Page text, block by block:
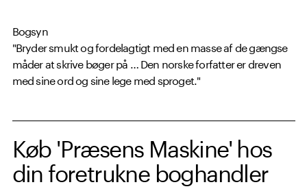
Bogsyn
"Bryder smukt og fordelagtigt med en masse af de gængse
måder at skrive bøger på … Den norske forfatter er dreven
med sine ord og sine lege med sproget."
Køb 'Præsens Maskine' hos
din foretrukne boghandler